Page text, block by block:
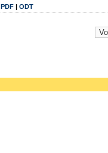
PDF | ODT